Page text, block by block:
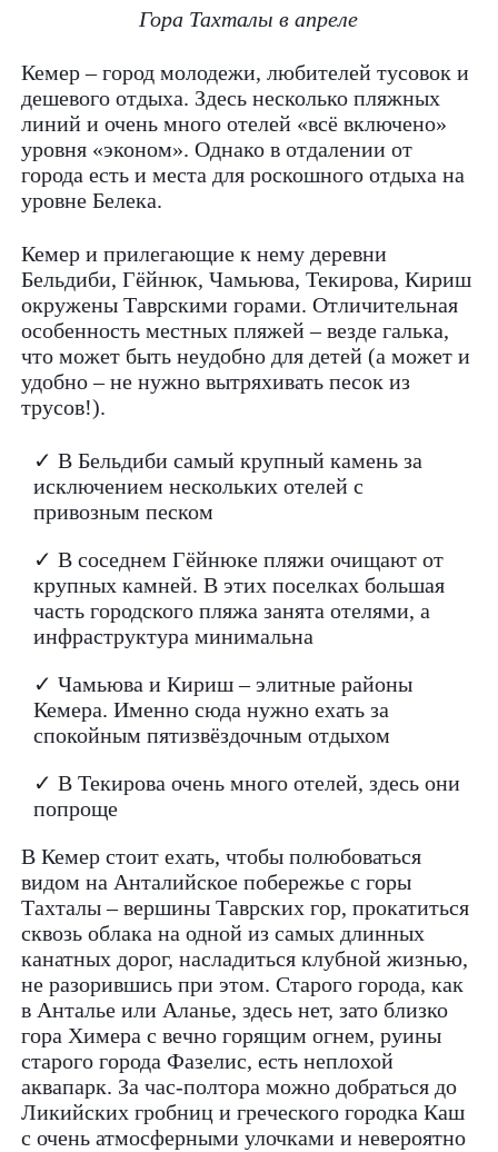
Гора Тахталы в апреле
Кемер – город молодежи, любителей тусовок и
дешевого отдыха. Здесь несколько пляжных
линий и очень много отелей «всё включено»
уровня «эконом». Однако в отдалении от
города есть и места для роскошного отдыха на
уровне Белека.
Кемер и прилегающие к нему деревни
Бельдиби, Гёйнюк, Чамьюва, Текирова, Кириш
окружены Таврскими горами. Отличительная
особенность местных пляжей – везде галька,
что может быть неудобно для детей (а может и
удобно – не нужно вытряхивать песок из
трусов!).
✓ В Бельдиби самый крупный камень за
исключением нескольких отелей с
привозным песком
✓ В соседнем Гёйнюке пляжи очищают от
крупных камней. В этих поселках большая
часть городского пляжа занята отелями, а
инфраструктура минимальна
✓ Чамьюва и Кириш – элитные районы
Кемера. Именно сюда нужно ехать за
спокойным пятизвёздочным отдыхом
✓ В Текирова очень много отелей, здесь они
попроще
В Кемер стоит ехать, чтобы полюбоваться
видом на Анталийское побережье с горы
Тахталы – вершины Таврских гор, прокатиться
сквозь облака на одной из самых длинных
канатных дорог, насладиться клубной жизнью,
не разорившись при этом. Старого города, как
в Анталье или Аланье, здесь нет, зато близко
гора Химера с вечно горящим огнем, руины
старого города Фазелис, есть неплохой
аквапарк. За час-полтора можно добраться до
Ликийских гробниц и греческого городка Каш
с очень атмосферными улочками и невероятно